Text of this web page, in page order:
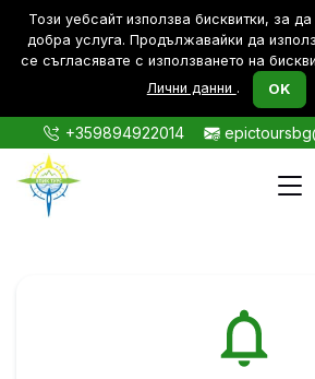
Този уебсайт използва бисквитки, за
дoбра услуга. Продължавайки да
се съгласявате с използването на
Лични данни . OK
+359894922014